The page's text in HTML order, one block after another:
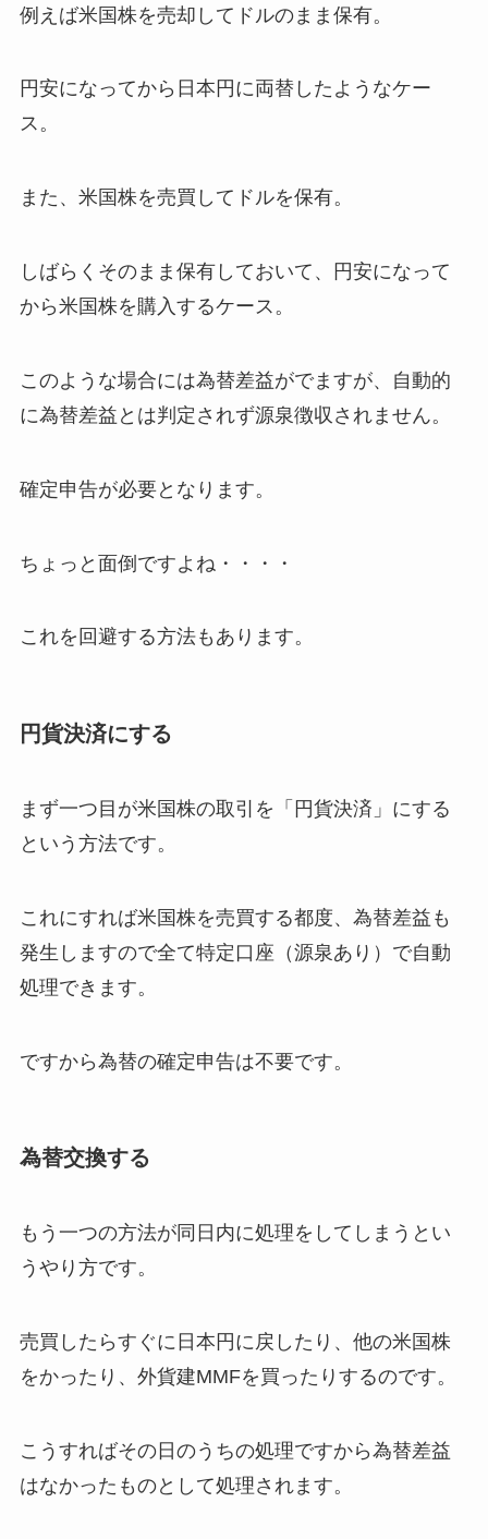
例えば米国株を売却してドルのまま保有。
円安になってから日本円に両替したようなケー
ス。
また、米国株を売買してドルを保有。
しばらくそのまま保有しておいて、円安になって
から米国株を購入するケース。
このような場合には為替差益がでますが、自動的
に為替差益とは判定されず源泉徴収されません。
確定申告が必要となります。
ちょっと面倒ですよね・・・・
これを回避する方法もあります。
円貨決済にする
まず一つ目が米国株の取引を「円貨決済」にする
という方法です。
これにすれば米国株を売買する都度、為替差益も
発生しますので全て特定口座（源泉あり）で自動
処理できます。
ですから為替の確定申告は不要です。
為替交換する
もう一つの方法が同日内に処理をしてしまうとい
うやり方です。
売買したらすぐに日本円に戻したり、他の米国株
をかったり、外貨建MMFを買ったりするのです。
こうすればその日のうちの処理ですから為替差益
はなかったものとして処理されます。